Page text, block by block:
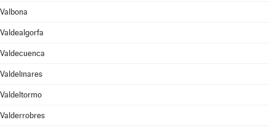
Valbona
Valdealgorfa
Valdecuenca
Valdelinares
Valdeltormo
Valderrobres